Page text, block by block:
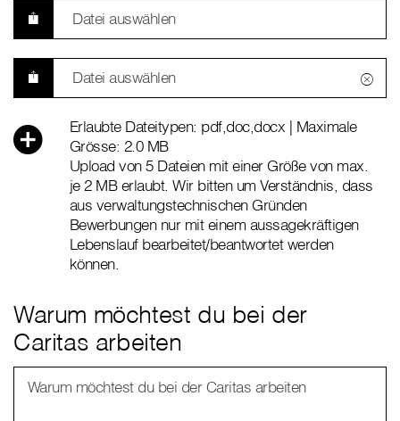
Datei auswählen
Datei auswählen
Erlaubte Dateitypen: pdf,doc,docx | Maximale
Grösse: 2.0 MB
Upload von 5 Dateien mit einer Größe von max.
je 2 MB erlaubt. Wir bitten um Verständnis, dass
aus verwaltungstechnischen Gründen
Bewerbungen nur mit einem aussagekräftigen
Lebenslauf bearbeitet/beantwortet werden
können.
Warum möchtest du bei der
Caritas arbeiten
Warum möchtest du bei der Caritas arbeiten